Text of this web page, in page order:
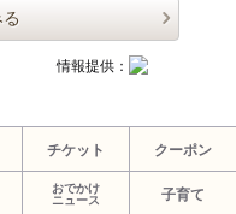
情報提供：
チケット クーポン
おでかけ
ニュース
子育て